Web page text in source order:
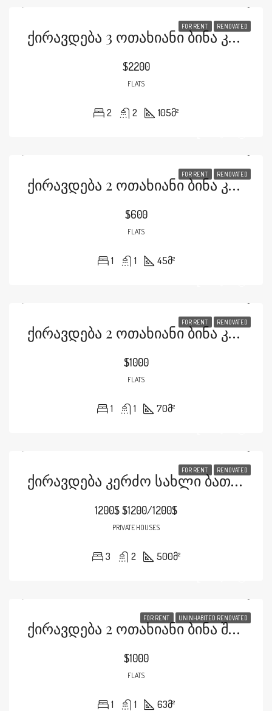
FOR RENT RENOVATED
Ქირავდება 3 Ოთახიანი Ბინა Კრწანისში Ვილა Რეზიდენსში
$2200
FLATS
2 2 105მ²
FOR RENT RENOVATED
Ქირავდება 2 Ოთახიანი Ბინა Კანდელაკის Ქუჩაზე
$600
FLATS
1 1 45მ²
FOR RENT RENOVATED
Ქირავდება 2 Ოთახიანი Ბინა Კარტოზიაზე Მ2-Ში
$1000
FLATS
1 1 70მ²
FOR RENT RENOVATED
Ქირავდება Კერძო Სახლი Ბათუმში! 📍 Მისამართი: Ფრიდონ Ხალვაშის IX Შესახვევი, Სახლი N7 Ქირავდება Კეთილმოწყობილი, Ფართო Კერძო Სახლი, Სრული Ავეჯითა Და Ტექნიკით. 🔹 Საცხოვრებელი Ფართი: 200 Კვ.მ 🔹 Ოთახები: Მისაღები, Სამზარეულო, 3 Საძინებელი 🔹 Სველი Წერტილები: Აბაზანა Და Ტუალეტი 🌿 Ეზო: 300 Კვ.მ – Გამწვანებული, Ხეხილითა Და Ბაღით 🚗 Დამატებით: Გარაჟი Და Საპარკინგე Ადგილი Იდეალურია Ოჯახისთვის, Მშვიდ Და Კომფორტულ Გარემოში Საცხოვრებლად. Ფასი: 1200$ Დაინტერესების Შემთხვევაში Დამიკავშირდით: +995593020331
1200$$1200/1200$
PRIVATE HOUSES
3 2 500მ²
FOR RENT UNINHABITED RENOVATED
Ქირავდება 2 Ოთახიანი Ბინა Შარტავაზე Თეთრ Კვადრატში
$1000
FLATS
1 1 63მ²